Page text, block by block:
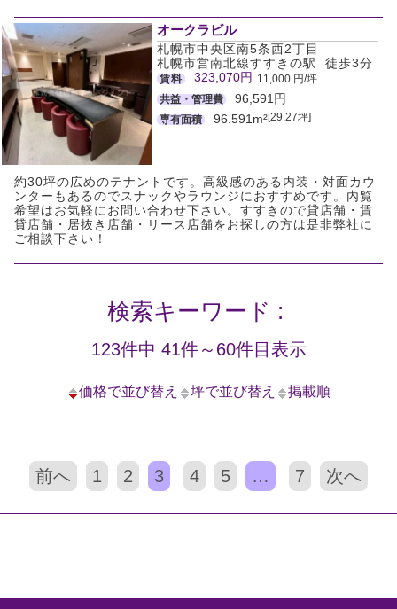
オークラビル
札幌市中央区南5条西2丁目
札幌市営南北線すすきの駅 徒歩3分
賃料 323,070円 11,000 円/坪
共益・管理費
96,591円
専有面積 96.591m²[29.27坪]
約30坪の広めのテナントです。高級感のある内装・対面カウ
ンターもあるのでスナックやラウンジにおすすめです。内覧
希望はお気軽にお問い合わせ下さい。すすきので貸店舗・賃
貸店舗・居抜き店舗・リース店舗をお探しの方は是非弊社に
ご相談下さい！
検索キーワード :
123件中 41件～60件目表示
価格で並び替え 坪で並び替え 掲載順
前へ 1 2 3 4 5 … 7 次へ